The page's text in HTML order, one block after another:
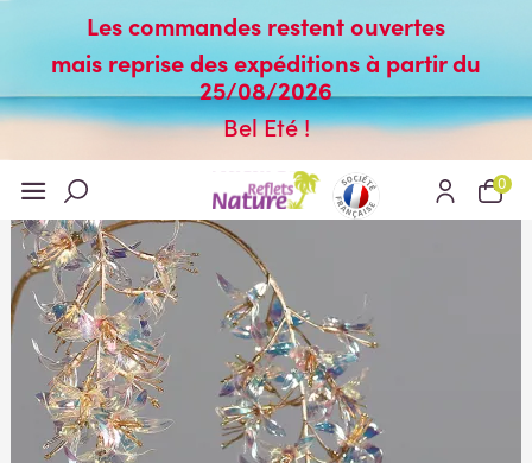
Les commandes restent ouvertes
mais reprise des expéditions à partir du
25/08/2026
Bel Eté !
0